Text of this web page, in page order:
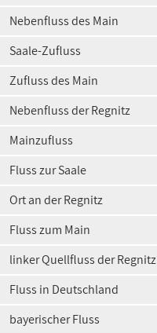
Nebenfluss des Main
Saale-Zufluss
Zufluss des Main
Nebenfluss der Regnitz
Mainzufluss
Fluss zur Saale
Ort an der Regnitz
Fluss zum Main
linker Quellfluss der Regnitz
Fluss in Deutschland
bayerischer Fluss